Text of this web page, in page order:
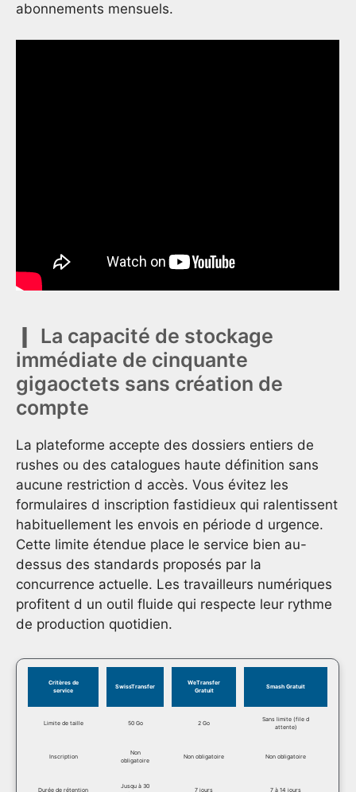
abonnements mensuels.
La capacité de stockage
immédiate de cinquante
gigaoctets sans création de
compte
La plateforme accepte des dossiers entiers de
rushes ou des catalogues haute définition sans
aucune restriction d accès. Vous évitez les
formulaires d inscription fastidieux qui ralentissent
habituellement les envois en période d urgence.
Cette limite étendue place le service bien au-
dessus des standards proposés par la
concurrence actuelle. Les travailleurs numériques
profitent d un outil fluide qui respecte leur rythme
de production quotidien.
Critères de
service
SwissTransfer
WeTransfer
Gratuit
Smash Gratuit
Limite de taille 50 Go 2 Go
Sans limite (file d
attente)
Inscription
Non
obligatoire
Non obligatoire Non obligatoire
Durée de rétention
Jusqu à 30
7 jours 7 à 14 jours